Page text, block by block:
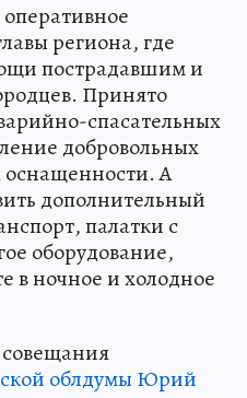
оперативное
региона, где
пострадавшим и
Принято
спасательных
добровольных
А
дополнительный
палатки с
оборудование,
в ночное и холодное
облдумы Юрий